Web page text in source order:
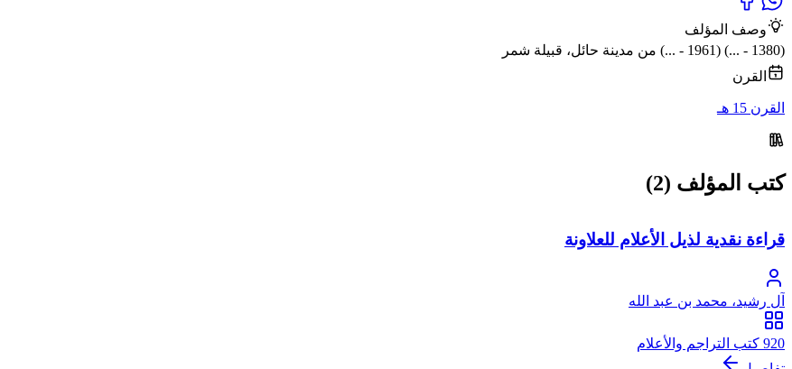
وصف المؤلف
(1380 - ...) (1961 - ...) من مدينة حائل، قبيلة شمر
القرن
القرن 15 هـ
كتب المؤلف (2)
قراءة نقدية لذيل الأعلام للعلاونة
آل رشيد، محمد بن عبد الله
920 كتب التراجم والأعلام